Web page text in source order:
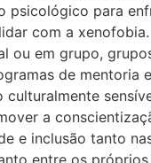
psicológico para
com a
ou em grupo,
de mentoria
culturalmente
a
e inclusão tanto